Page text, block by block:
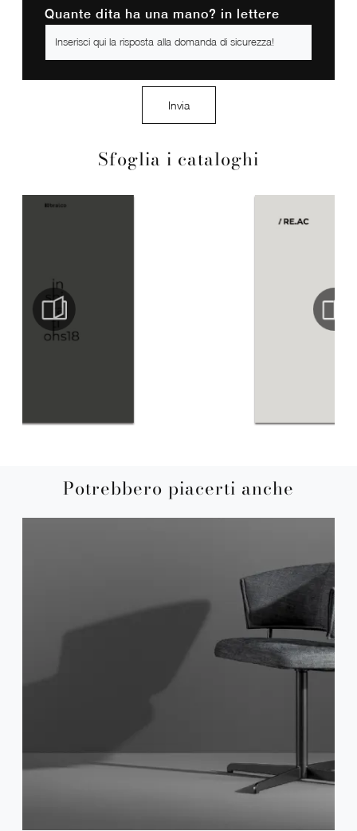
Sfoglia i cataloghi
Quante dita ha una mano? in lettere
Invia
Potrebbero piacerti anche